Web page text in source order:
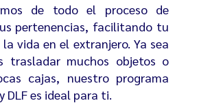
de todo el proceso de
pertenencias, facilitando tu
vida en el extranjero. Ya sea
trasladar muchos objetos o
cajas, nuestro programa
DLFes ideal para ti.